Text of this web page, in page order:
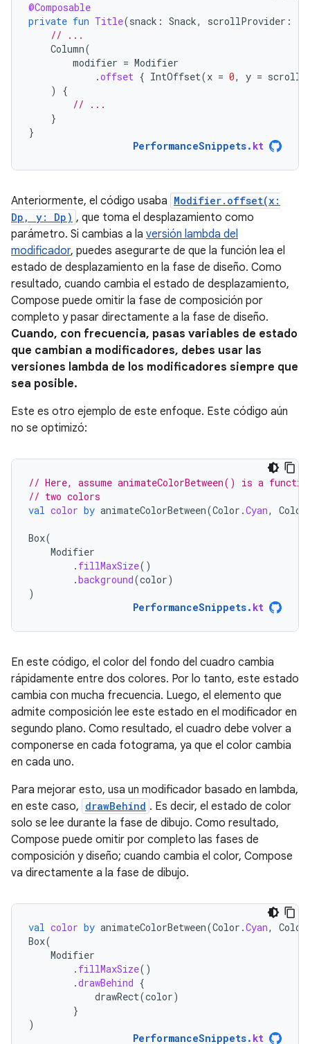
@Composable
private fun Title(snack : Snack, scrollProvider :
// ...
Column(
modifier = Modifier
.offset { IntOffset(x = 0, y =
)
{
// ...
}
}
PerformanceSnippets. kt
Anteriormente, el código usaba Modifier.offset(x:
Dp, y: Dp) , que toma el desplazamiento como
parámetro. Si cambias a la versión lambda del
modificador, puedes asegurarte de que la función lea el
estado de desplazamiento en la fase de diseño. Como
resultado, cuando cambia el estado de desplazamiento,
Compose puede omitir la fase de composición por
completo y pasar directamente a la fase de diseño.
Cuando, con frecuencia, pasas variables de estado
que cambian a modificadores, debes usar las
versiones lambda de los modificadores siempre que
sea posible.
Este es otro ejemplo de este enfoque. Este código aún
no se optimizó:
// Here, assume animateColorBetween() is a
// two colors
val color by animateColorBetween(Color .Cyan, Color
Box(
Modifier
. fillMaxSize()
.background(color)
)
PerformanceSnippets. kt
En este código, el color del fondo del cuadro cambia
rápidamente entre dos colores. Por lo tanto, este estado
cambia con mucha frecuencia. Luego, el elemento que
admite composición lee este estado en el modificador en
segundo plano. Como resultado, el cuadro debe volver a
componerse en cada fotograma, ya que el color cambia
en cada uno.
Para mejorar esto, usa un modificador basado en lambda,
en este caso, drawBehind . Es decir, el estado de color
solo se lee durante la fase de dibujo. Como resultado,
Compose puede omitir por completo las fases de
composición y diseño; cuando cambia el color, Compose
va directamente a la fase de dibujo.
val color by animateColorBetween(Color .Cyan, Color
Box(
Modifier
. fillMaxSize()
.drawBehind {
drawRect(color)
}
)
PerformanceSnippets. kt